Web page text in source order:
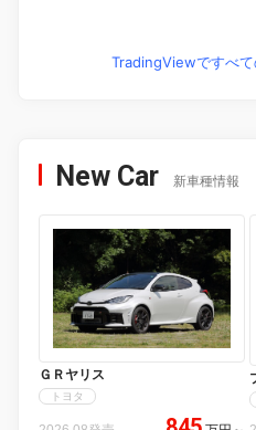
TradingViewですべ
New Car 新車種情報
ＧＲヤリス
トヨタ